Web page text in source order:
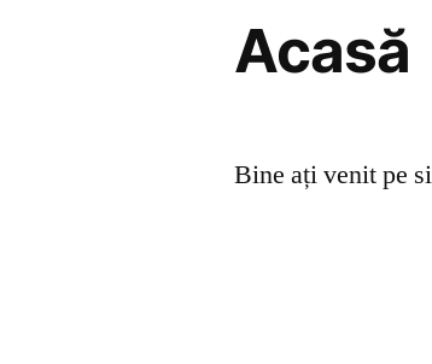
Acasă
Bine ați venit pe